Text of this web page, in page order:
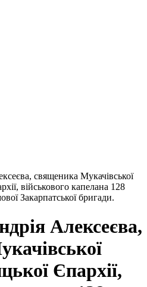
священика Мукачівської
військового капелана 128
Закарпатської бригади.
Алексеєва,
Єпархії,